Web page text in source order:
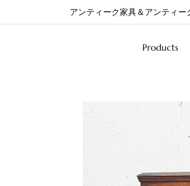
アンティーク家具＆アンティ
Products